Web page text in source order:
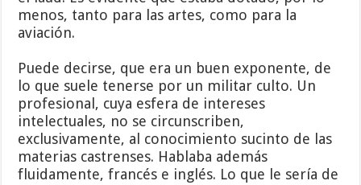
menos, tanto para las artes, como para la
aviación.
Puede decirse, que era un buen exponente, de
lo que suele tenerse por un militar culto. Un
profesional, cuya esfera de intereses
intelectuales, no se circunscriben,
exclusivamente, al conocimiento sucinto de las
materias castrenses. Hablaba además
fluidamente, francés e inglés. Lo que le sería de